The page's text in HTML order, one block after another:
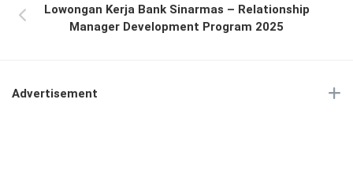
Lowongan Kerja Bank Sinarmas – Relationship
Manager Development Program 2025
Advertisement